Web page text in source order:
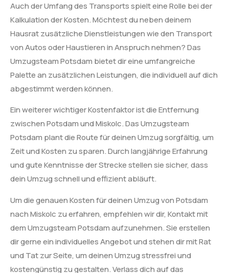
Auch der Umfang des Transports spielt eine Rolle bei der
Kalkulation der Kosten. Möchtest du neben deinem
Hausrat zusätzliche Dienstleistungen wie den Transport
von Autos oder Haustieren in Anspruch nehmen? Das
Umzugsteam Potsdam bietet dir eine umfangreiche
Palette an zusätzlichen Leistungen, die individuell auf dich
abgestimmt werden können.
Ein weiterer wichtiger Kostenfaktor ist die Entfernung
zwischen Potsdam und Miskolc. Das Umzugsteam
Potsdam plant die Route für deinen Umzug sorgfältig, um
Zeit und Kosten zu sparen. Durch langjährige Erfahrung
und gute Kenntnisse der Strecke stellen sie sicher, dass
dein Umzug schnell und effizient abläuft.
Um die genauen Kosten für deinen Umzug von Potsdam
nach Miskolc zu erfahren, empfehlen wir dir, Kontakt mit
dem Umzugsteam Potsdam aufzunehmen. Sie erstellen
dir gerne ein individuelles Angebot und stehen dir mit Rat
und Tat zur Seite, um deinen Umzug stressfrei und
kostengünstig zu gestalten. Verlass dich auf das